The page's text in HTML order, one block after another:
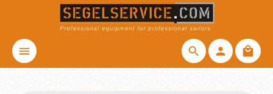
Zum Hauptinhalt springen